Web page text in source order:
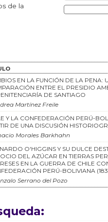
de la
EN LA FUNCIÓN DE LA PENA:
ENTRE EL PRESIDIO
DE SANTIAGO
Martínez Freile
Y LA CONFEDERACIÓN PERÚ-
DE UNA DISCUSIÓN
Morales Barkhahn
O'HIGGINS Y SU DULCE
DEL AZÚCAR EN TIERRAS
EN LA GUERRA DE CHILE
PERÚ-BOLIVIANA
Serrano del Pozo